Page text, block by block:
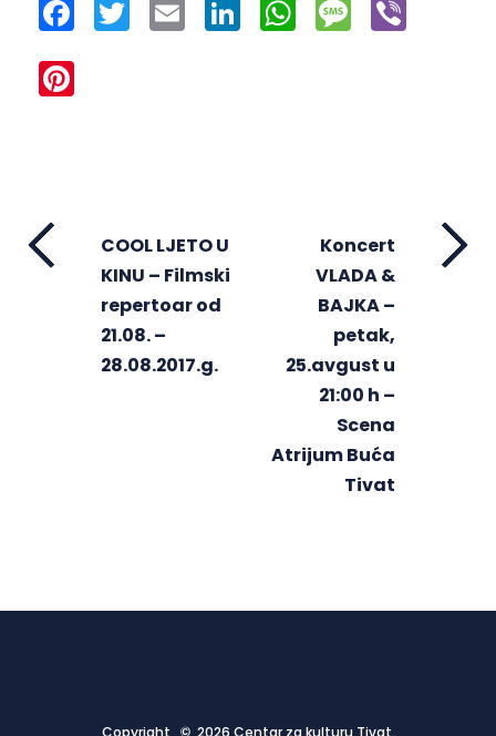
Facebook
Twitter Email LinkedInWhatsApp
Message
COOL LJETO U
KINU – Filmski
repertoar od
21.08. –
28.08.2017.g.
Koncert
VLADA &
BAJKA –
petak,
25.avgust u
21:00 h –
Scena
Atrijum Buća
Tivat
Copyright © 2026 Centar za kulturu Tivat.